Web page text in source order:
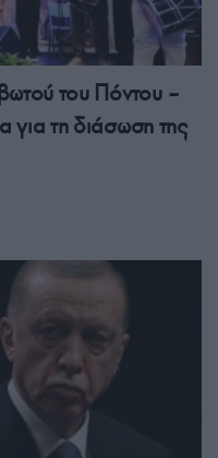
του Πόντου –
για τη διάσωση της